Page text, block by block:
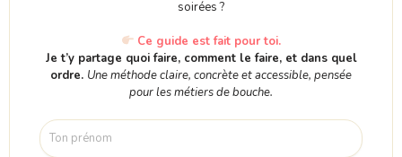
soirées ?
Ce guide est fait pour toi.
Je t’y partage quoi faire, comment le faire, et dans quel
ordre. Une méthode claire, concrète et accessible, pensée
pour les métiers de bouche.